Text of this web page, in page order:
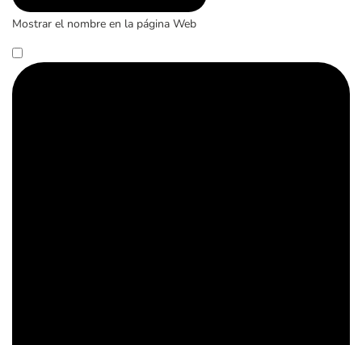
Mostrar el nombre en la página Web